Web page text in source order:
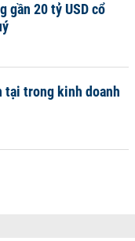
gần 20 tỷ USD cổ
tại trong kinh doanh